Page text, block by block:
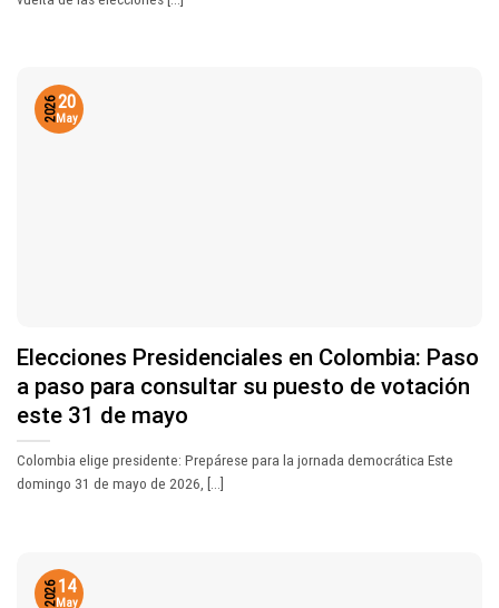
Elecciones Presidenciales en Colombia: Paso
a paso para consultar su puesto de votación
este 31 de mayo
Colombia elige presidente: Prepárese para la jornada democrática Este
domingo 31 de mayo de 2026, [...]
20
May
2026
14
May
2026